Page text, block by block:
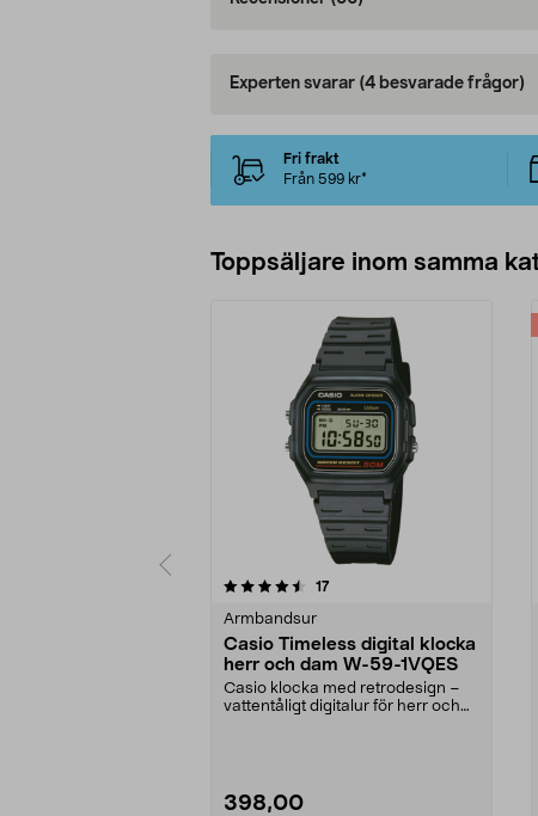
Experten svarar (4 besvarade frågor)
Fri frakt
Från 599 kr*
Toppsäljare inom samma
17recensioner
Armbandsur
Casio Timeless digital klocka
herr och dam W-59-1VQES
Casio klocka med retrodesign –
vattentåligt digitalur för herr och
398,00
4.0 av 5 stjärnor